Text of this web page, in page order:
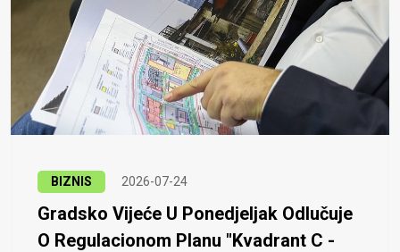
BIZNIS 2026-07-24
Gradsko Vijeće U Ponedjeljak Odlučuje
O Regulacionom Planu "Kvadrant C -